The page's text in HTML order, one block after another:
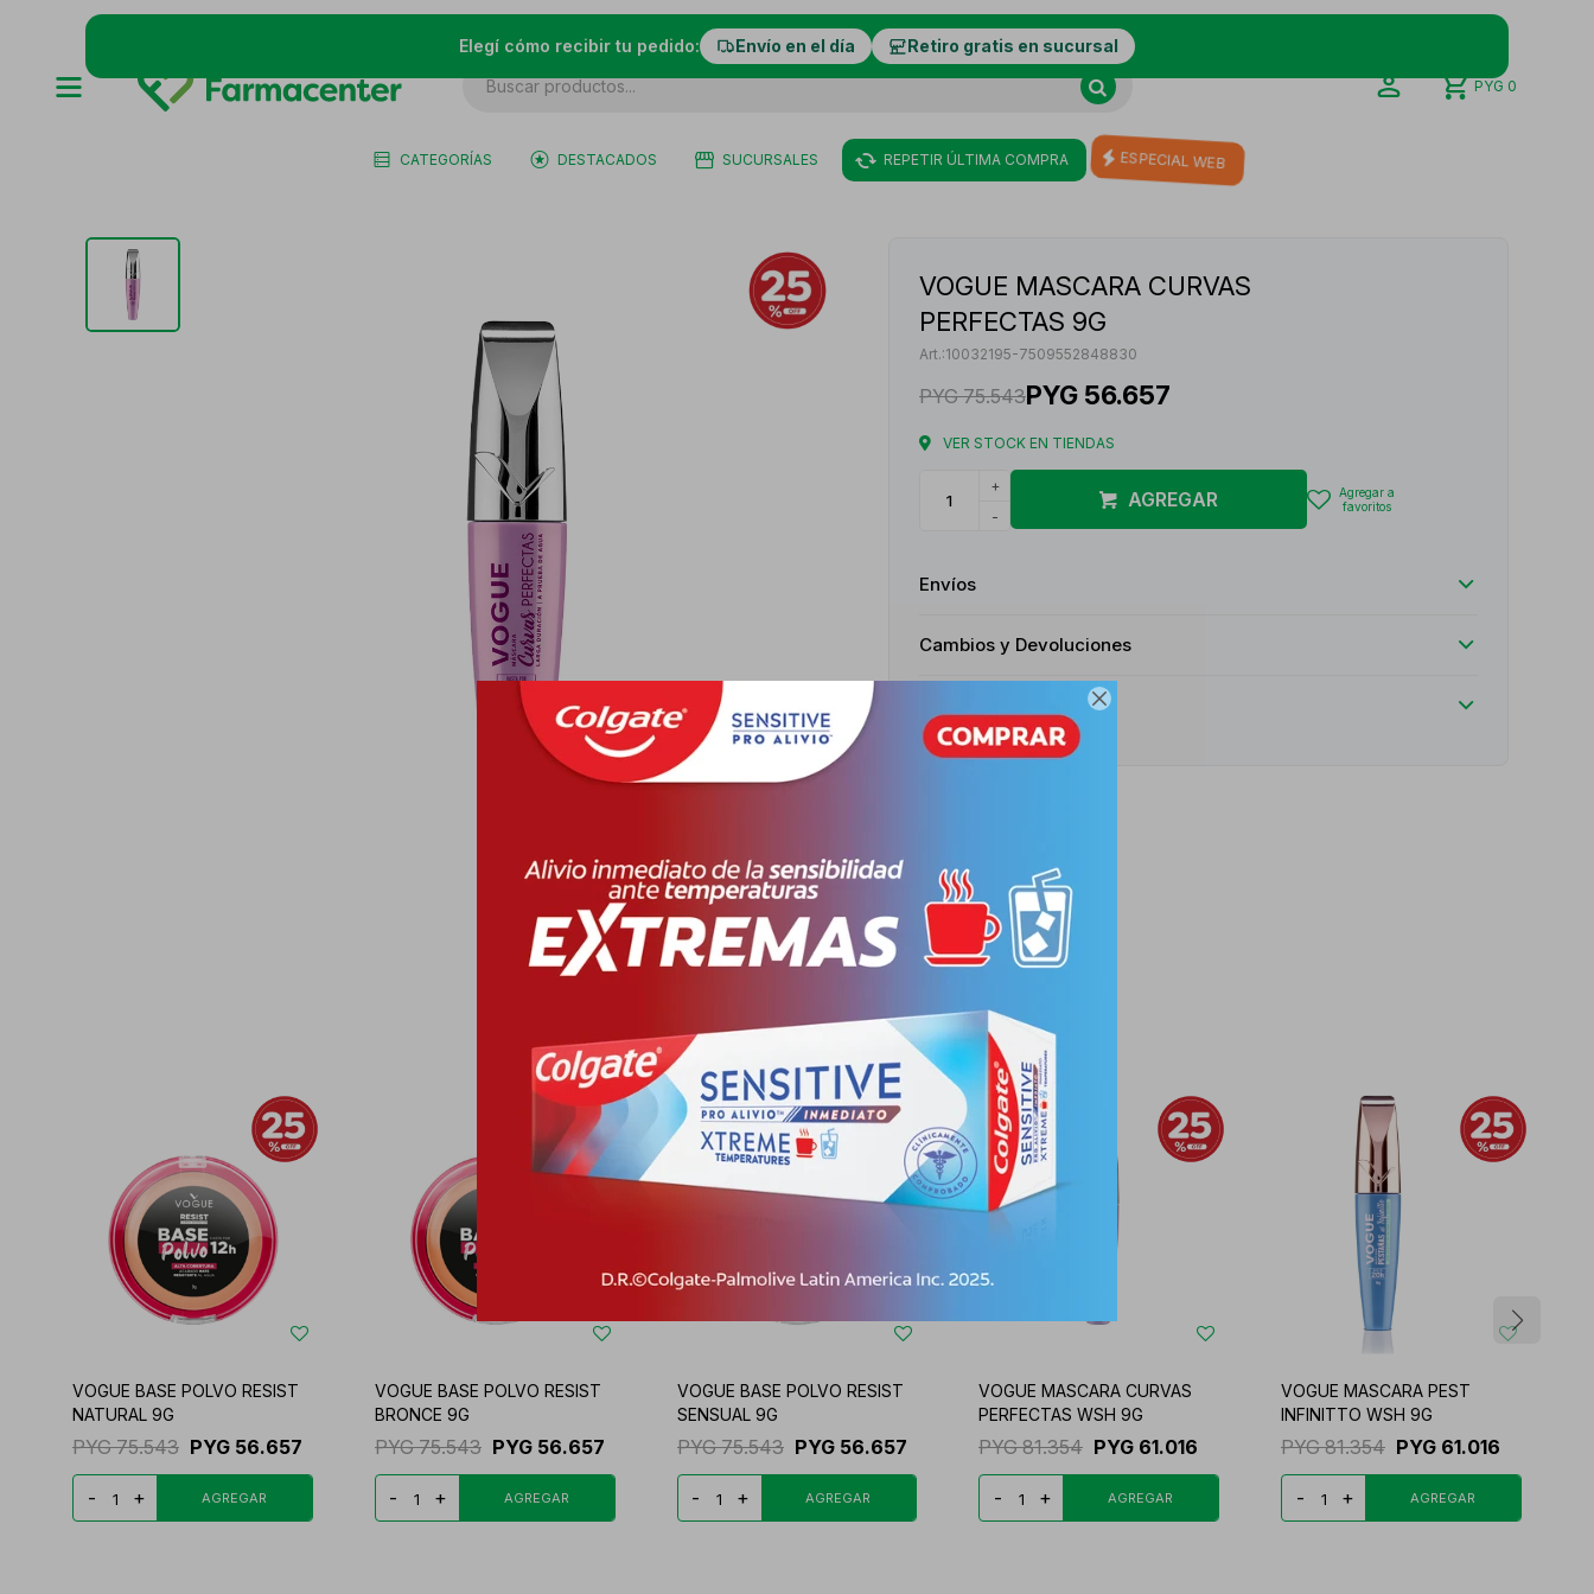

Elegí cómo recibir tu pedido: Envío en el día Retiro gratis en sucursal
CATEGORÍAS DESTACADOS SUCURSALES REPETIR ÚLTIMA COMPRA ESPECIAL WEB
PYG 0
VOGUE MASCARA CURVAS
PERFECTAS 9G
10032195-7509552848830
PYG 75.543PYG 56.657
VER STOCK EN TIENDAS
+
-
AGREGAR
Envíos
Cambios y Devoluciones
Productos que te pueden interesar
VOGUE BASE POLVO RESIST
NATURAL 9G
PYG 75.543 PYG 56.657
- +
VOGUE BASE POLVO RESIST
BRONCE 9G
PYG 75.543 PYG 56.657
- +
VOGUE BASE POLVO RESIST
SENSUAL 9G
PYG 75.543 PYG 56.657
- +
VOGUE MASCARA CURVAS
PERFECTAS WSH 9G
PYG 81.354 PYG 61.016
- +
VOGUE MASCARA PEST
INFINITTO WSH 9G
PYG 81.354 PYG 61.016
- +